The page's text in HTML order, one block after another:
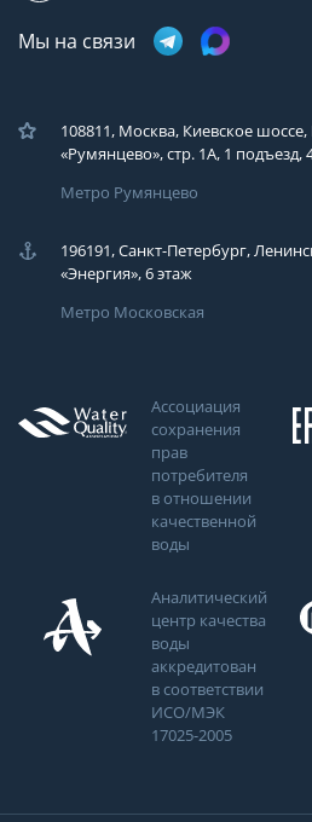
Мы на связи
108811, Москва, Киевское шоссе,
«Румянцево», стр. 1А, 1 подъезд,
Метро Румянцево
196191, Санкт-Петербург,
«Энергия», 6 этаж
Метро Московская
Ассоциация
сохранения
прав
потребителя
в отношении
качественной
воды
Аналитический
центр качества
воды
аккредитован
в соответствии
ИСО/МЭК
17025-2005